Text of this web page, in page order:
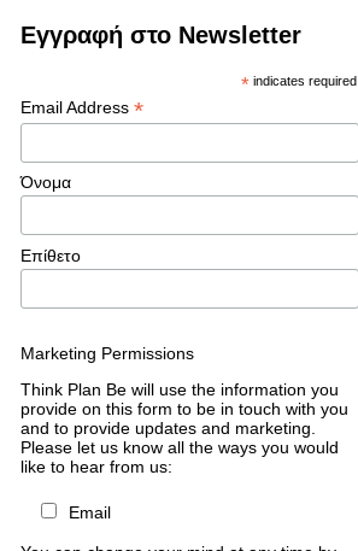
Εγγραφή στο Newsletter
* indicates required
Email Address *
Όνομα
Επίθετο
Marketing Permissions
Think Plan Be will use the information you
provide on this form to be in touch with you
and to provide updates and marketing.
Please let us know all the ways you would
like to hear from us:
Email